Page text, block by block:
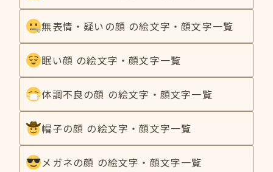
無表情・疑いの顔 の絵文字・顔文字一覧
眠い顔 の絵文字・顔文字一覧
体調不良の顔 の絵文字・顔文字一覧
帽子の顔 の絵文字・顔文字一覧
メガネの顔 の絵文字・顔文字一覧